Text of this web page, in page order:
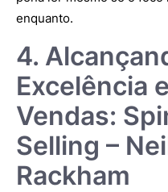
enquanto.
4.
Excelência
Vendas:
Selling –
Rackham